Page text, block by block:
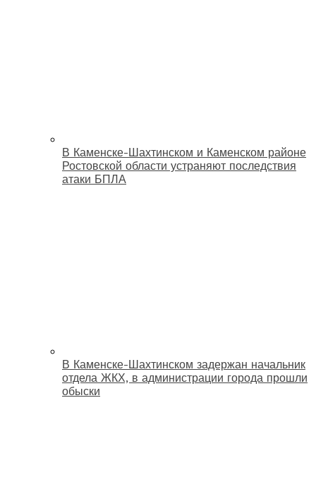
В Каменске-Шахтинском и Каменском районе
Ростовской области устраняют последствия
атаки БПЛА
В Каменске-Шахтинском задержан начальник
отдела ЖКХ, в администрации города прошли
обыски